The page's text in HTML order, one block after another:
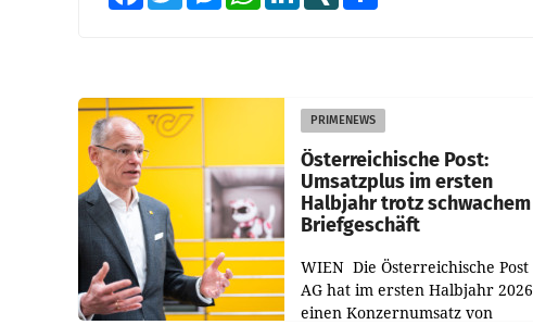
PRIMENEWS
Österreichische Post:
Umsatzplus im ersten
Halbjahr trotz schwachem
Briefgeschäft
WIEN Die Österreichische Post
AG hat im ersten Halbjahr 2026
einen Konzernumsatz von